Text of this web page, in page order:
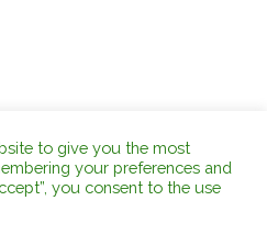
to give you the most
your preferences and
you consent to the use